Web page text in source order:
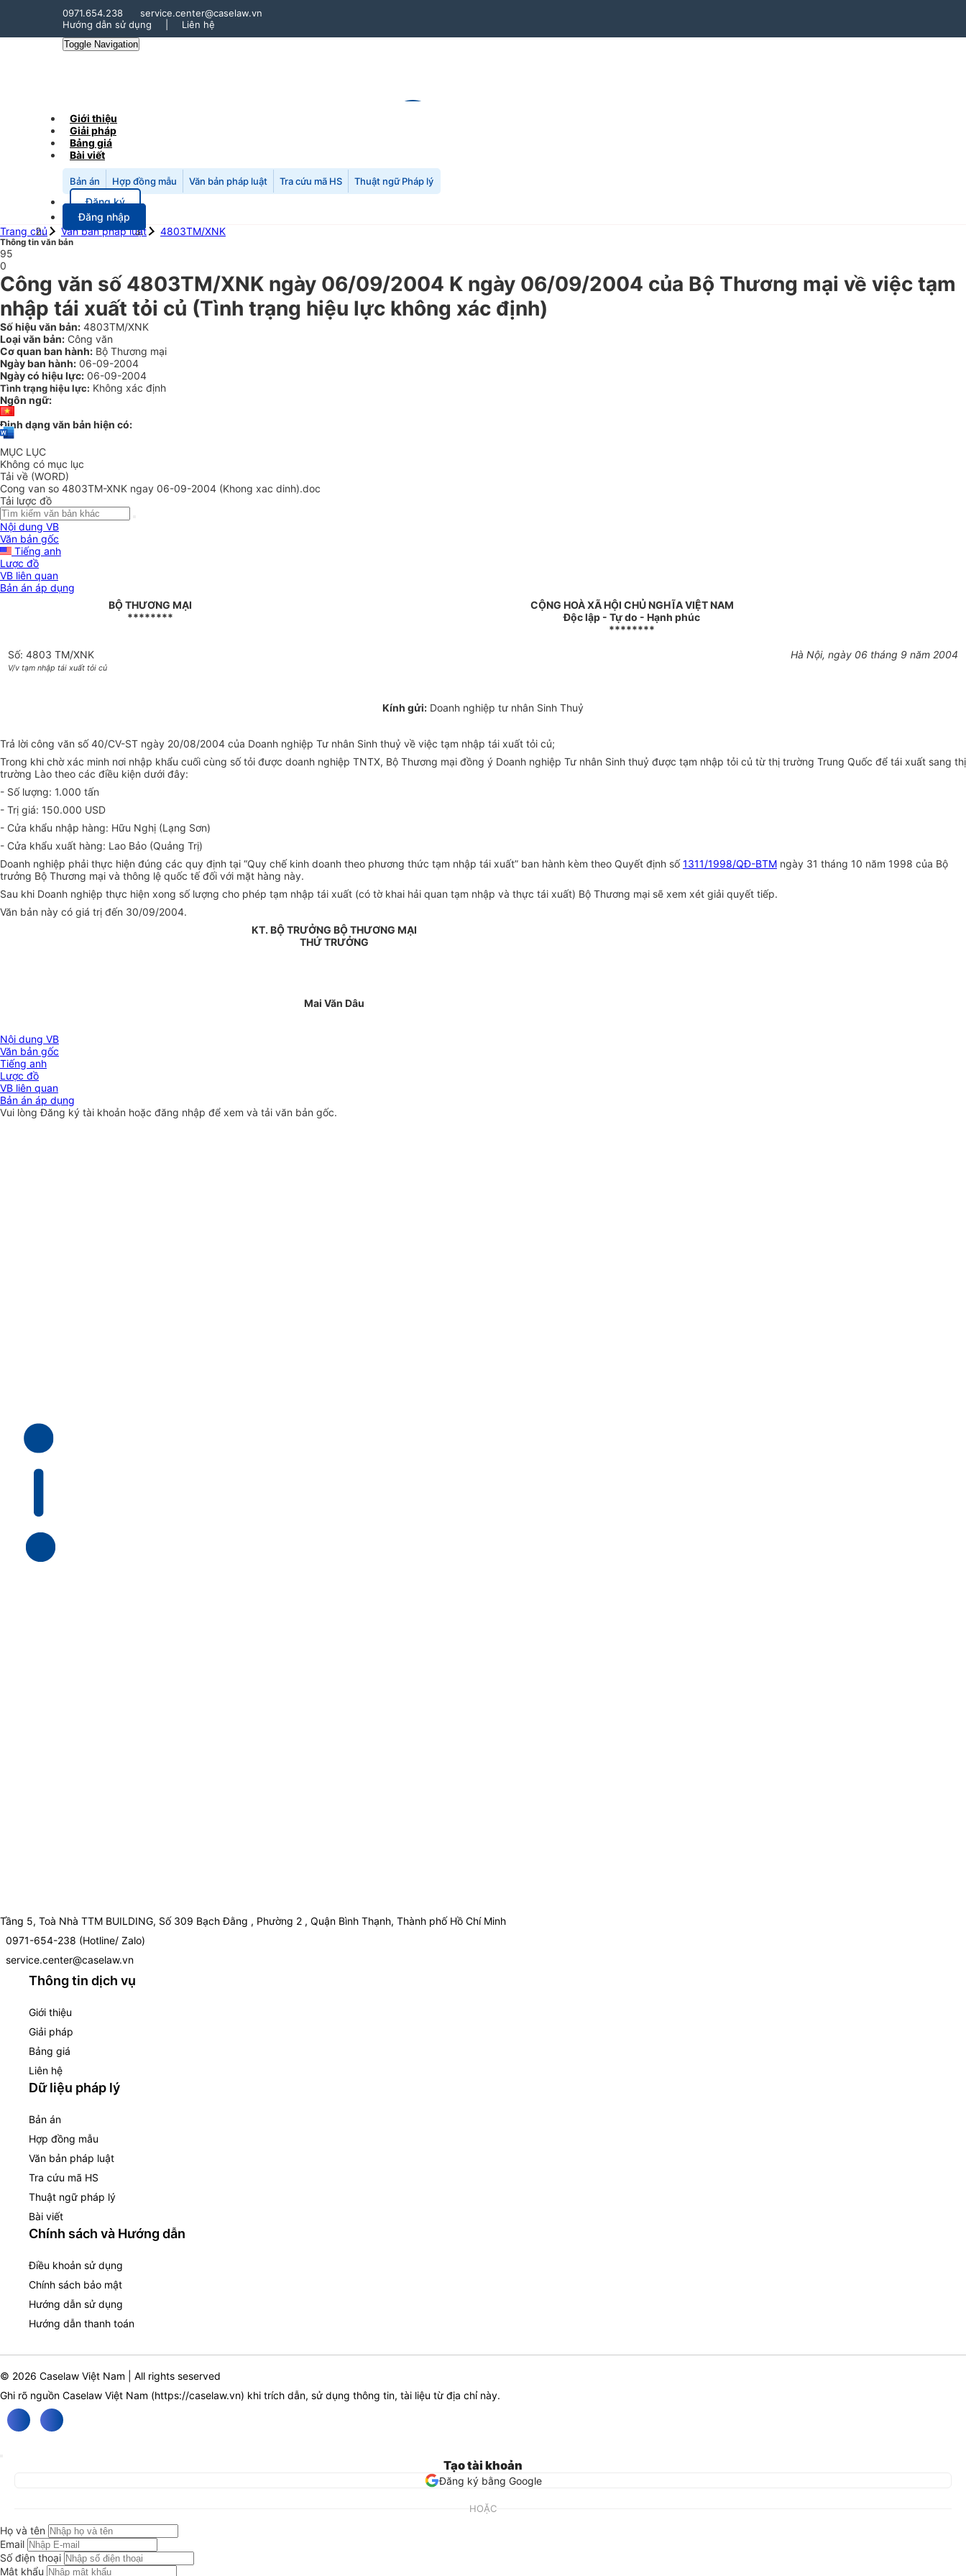
0971.654.238
service.center@caselaw.vn
Hướng dẫn sử dụng
Liên hệ
Toggle Navigation
Giới thiệu
Giải pháp
Bảng giá
Bài viết
Bản án Hợp đồng mẫu Văn bản pháp luật Tra cứu mã HS Thuật ngữ Pháp lý
Đăng ký
Đăng nhập
Trang chủ
Văn bản pháp luật 4803TM/XNK
Thông tin văn bản
95
0
Công văn số 4803TM/XNK ngày 06/09/2004 K ngày 06/09/2004 của Bộ Thương mại về việc tạm
nhập tái xuất tỏi củ (Tình trạng hiệu lực không xác định)
Số hiệu văn bản: 4803TM/XNK
Loại văn bản: Công văn
Cơ quan ban hành: Bộ Thương mại
Ngày ban hành: 06-09-2004
Ngày có hiệu lực: 06-09-2004
Tình trạng hiệu lực: Không xác định
Ngôn ngữ:
Định dạng văn bản hiện có:
MỤC LỤC
Không có mục lục
Tải về (WORD)
Cong van so 4803TM-XNK ngay 06-09-2004 (Khong xac dinh).doc
Tải lược đồ
Nội dung VB
Văn bản gốc
Tiếng anh
Lược đồ
VB liên quan
Bản án áp dụng
BỘ THƯƠNG MẠI
********
CỘNG HOÀ XÃ HỘI CHỦ NGHĨA VIỆT NAM
Độc lập - Tự do - Hạnh phúc
********
Số: 4803 TM/XNK
V/v tạm nhập tái xuất tỏi củ
Hà Nội, ngày 06 tháng 9 năm 2004
Kính gửi: Doanh nghiệp tư nhân Sinh Thuỷ
Trả lời công văn số 40/CV-ST ngày 20/08/2004 của Doanh nghiệp Tư nhân Sinh thuỷ về việc tạm nhập tái xuất tỏi củ;
Trong khi chờ xác minh nơi nhập khẩu cuối cùng số tỏi được doanh nghiệp TNTX, Bộ Thương mại đồng ý Doanh nghiệp Tư nhân Sinh thuỷ được tạm nhập tỏi củ từ thị trường Trung Quốc để tái xuất sang thị
trường Lào theo các điều kiện dưới đây:
- Số lượng: 1.000 tấn
- Trị giá: 150.000 USD
- Cửa khẩu nhập hàng: Hữu Nghị (Lạng Sơn)
- Cửa khẩu xuất hàng: Lao Bảo (Quảng Trị)
Doanh nghiệp phải thực hiện đúng các quy định tại “Quy chế kinh doanh theo phương thức tạm nhập tái xuất” ban hành kèm theo Quyết định số1311/1998/QĐ-BTM ngày 31 tháng 10 năm 1998 của Bộ
trưởng Bộ Thương mại và thông lệ quốc tế đối với mặt hàng này.
Sau khi Doanh nghiệp thực hiện xong số lượng cho phép tạm nhập tái xuất (có tờ khai hải quan tạm nhập và thực tái xuất) Bộ Thương mại sẽ xem xét giải quyết tiếp.
Văn bản này có giá trị đến 30/09/2004.
KT. BỘ TRƯỞNG BỘ THƯƠNG MẠI
THỨ TRƯỞNG
Mai Văn Dâu
Nội dung VB
Văn bản gốc
Tiếng anh
Lược đồ
VB liên quan
Bản án áp dụng
Vui lòngĐăng ký tài khoản hoặc đăng nhập để xem và tải văn bản gốc.
Tầng 5, Toà Nhà TTM BUILDING, Số 309 Bạch Đằng , Phường 2 , Quận Bình Thạnh, Thành phố Hồ Chí Minh
0971-654-238 (Hotline/ Zalo)
service.center@caselaw.vn
Thông tin dịch vụ
Giới thiệu
Giải pháp
Bảng giá
Liên hệ
Dữ liệu pháp lý
Bản án
Hợp đồng mẫu
Văn bản pháp luật
Tra cứu mã HS
Thuật ngữ pháp lý
Bài viết
Chính sách và Hướng dẫn
Điều khoản sử dụng
Chính sách bảo mật
Hướng dẫn sử dụng
Hướng dẫn thanh toán
© 2026 Caselaw Việt Nam | All rights seserved
Ghi rõ nguồn Caselaw Việt Nam (https://caselaw.vn) khi trích dẫn, sử dụng thông tin, tài liệu từ địa chỉ này.
Tạo tài khoản
Đăng ký bằng Google
HOẶC
Họ và tên
Email
Số điện thoại
Mật khẩu